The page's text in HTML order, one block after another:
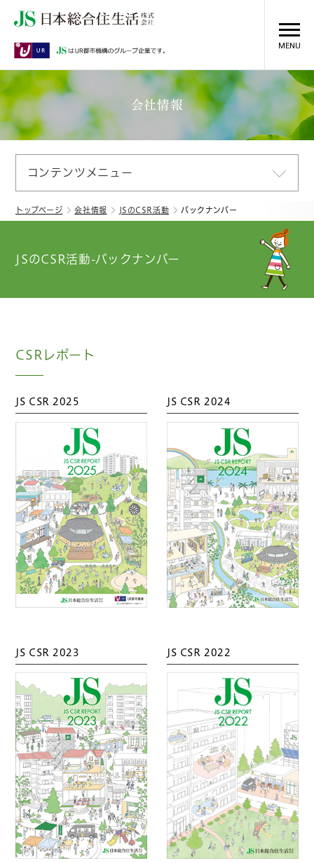
MENU
会社情報
コンテンツメニュー
トップページ 会社情報 JSのCSR活動 バックナンバー
JSのCSR活動-バックナンバー
CSRレポート
JS CSR 2025 JS CSR 2024
JS CSR 2023 JS CSR 2022